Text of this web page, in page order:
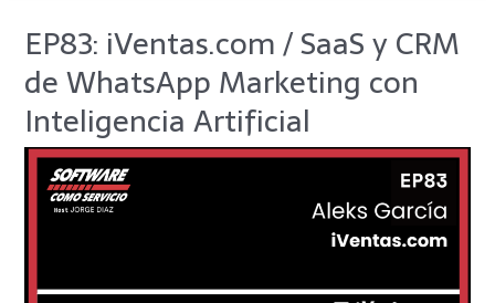
EP83: iVentas.com / SaaS y CRM
de WhatsApp Marketing con
Inteligencia Artificial
EP83:
iVentas.com
/
y
CRM
WhatsApp
Artificial